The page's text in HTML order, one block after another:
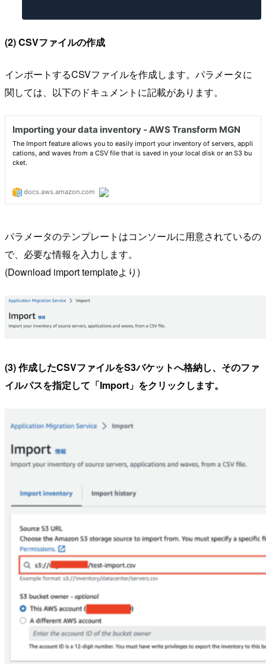
(2) CSVファイルの作成
インポートするCSVファイルを作成します。パラメータに
関しては、以下のドキュメントに記載があります。
パラメータのテンプレートはコンソールに用意されているの
で、必要な情報を入力します。
(Download import templateより)
(3) 作成したCSVファイルをS3バケットへ格納し、そのファ
イルパスを指定して「Import」をクリックします。